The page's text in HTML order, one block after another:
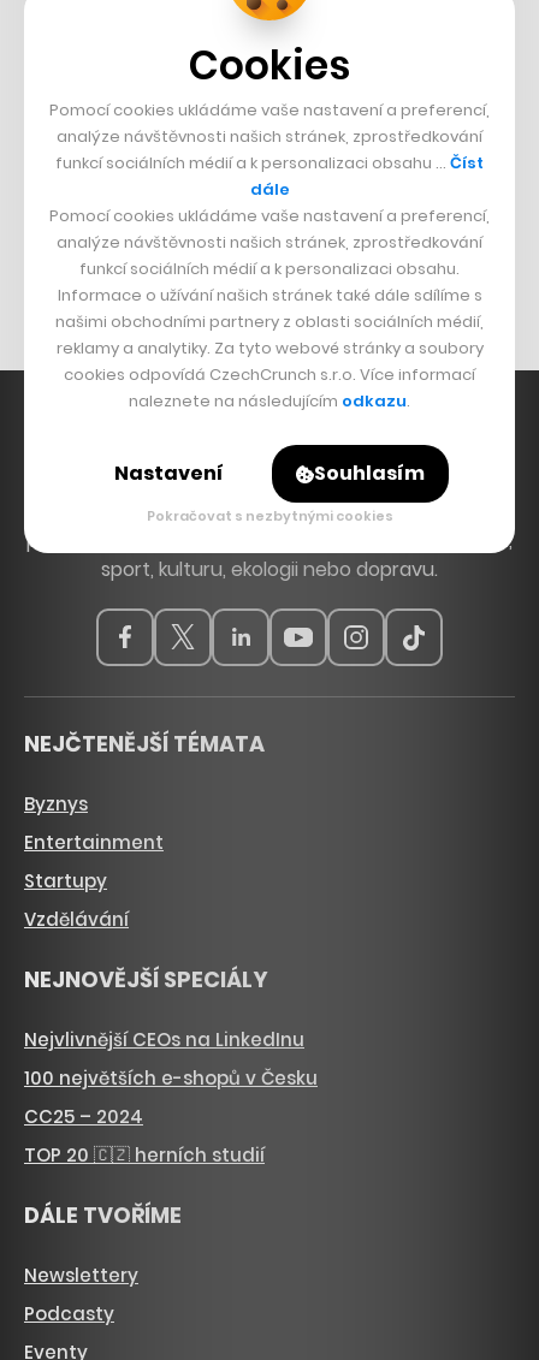
Francouzský šéfkuchař na Šumavě
Dva golfisti, co pečou
DESIGN
Bomma není tichá
Originální hodinky
Nábytek z betonu
Hlavní zdroj inspirace. Věnujeme se tématům, která
hýbou Českem a světem, od byznysu a startupů
přes technologie, politiku a vzdělávání až po bydlení,
sport, kulturu, ekologii nebo dopravu.
NEJČTENĚJŠÍ TÉMATA
Byznys
Entertainment
Startupy
Vzdělávání
NEJNOVĚJŠÍ SPECIÁLY
Nejvlivnější CEOs na LinkedInu
100 největších e-shopů v Česku
CC25 – 2024
TOP 20 🇨🇿 herních studií
DÁLE TVOŘÍME
Newslettery
Podcasty
Eventy
Cookies
Pomocí cookies ukládáme vaše nastavení a preferencí,
analýze návštěvnosti našich stránek, zprostředkování
funkcí sociálních médií a k personalizaci obsahu … Číst
dále
Pomocí cookies ukládáme vaše nastavení a preferencí,
analýze návštěvnosti našich stránek, zprostředkování
funkcí sociálních médií a k personalizaci obsahu.
Informace o užívání našich stránek také dále sdílíme s
našimi obchodními partnery z oblasti sociálních médií,
reklamy a analytiky. Za tyto webové stránky a soubory
cookies odpovídá CzechCrunch s.r.o. Více informací
naleznete na následujícím odkazu.
Nastavení Souhlasím
Pokračovat s nezbytnými cookies